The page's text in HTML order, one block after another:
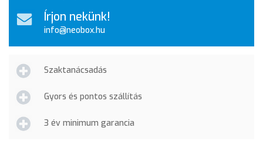
Írjon nekünk!
info@neobox.hu
Szaktanácsadás
Gyors és pontos szállítás
3 év minimum garancia